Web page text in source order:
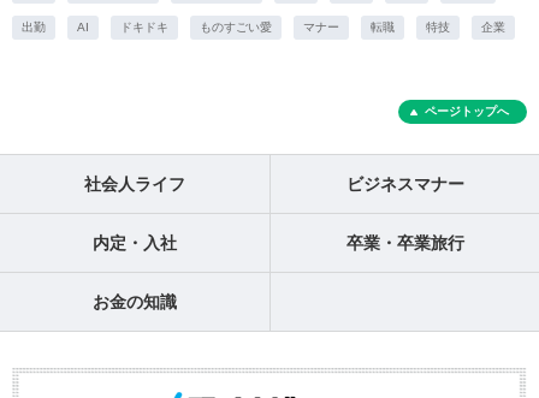
出勤 AI ドキドキ ものすごい愛 マナー 転職 特技 企業
ページトップへ
社会人ライフ ビジネスマナー
内定・入社 卒業・卒業旅行
お金の知識